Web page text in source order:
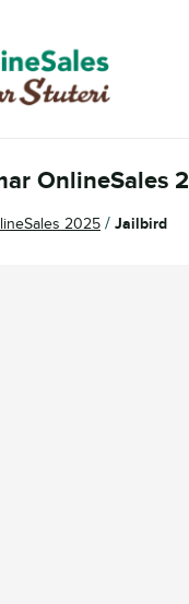
OnlineSales
2025 / Jailbird